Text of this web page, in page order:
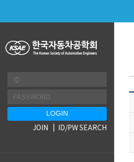
JOIN ID/PW SEARCH